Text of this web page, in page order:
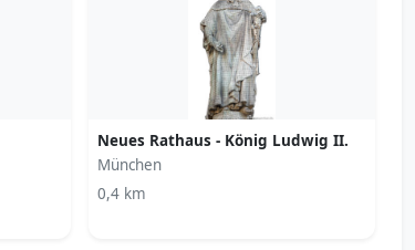
Neues Rathaus - König Ludwig II.
München
0,4 km